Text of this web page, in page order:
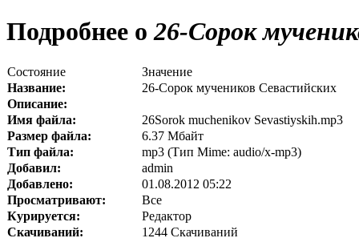
Подробнее о 26-Сорок
Состояние
Значение
Название:
26-Сорок мучеников Севастийских
Описание:
Имя файла:
26Sorok muchenikov Sevastiyskih.mp3
Размер файла:
6.37 Мбайт
Тип файла:
mp3 (Тип Mime: audio/x-mp3)
Добавил:
admin
Добавлено:
01.08.2012 05:22
Просматривают:
Все
Курируется:
Редактор
Скачиваний:
1244 Скачиваний